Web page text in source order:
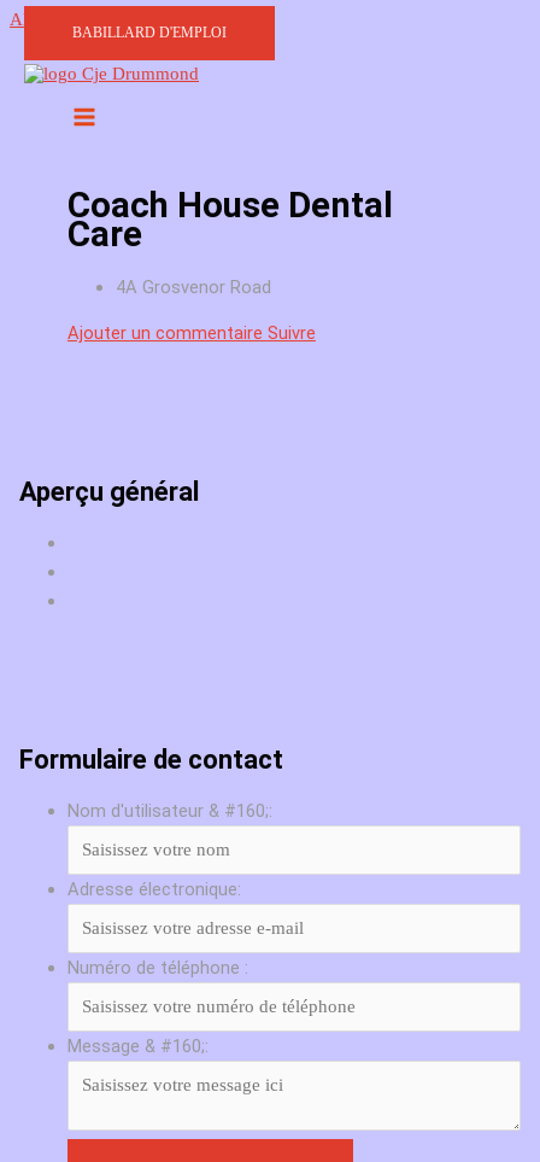
Aller au contenu
BABILLARD D'EMPLOI
Coach House Dental
Care
4A Grosvenor Road
Ajouter un commentaire Suivre
Aperçu général
Formulaire de contact
Nom d'utilisateur & #160;:
Adresse électronique:
Numéro de téléphone :
Message & #160;: